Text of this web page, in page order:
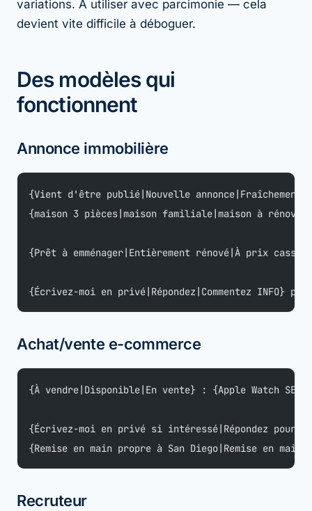
variations. À utiliser avec parcimonie — cela
devient vite difficile à déboguer.
Des modèles qui
fonctionnent
Annonce immobilière
{Vient d'être publié|Nouvelle annonce|Fraîchement
{maison 3 pièces|maison familiale|maison à
{Prêt à emménager|Entièrement rénové|À prix cassé}.
{Écrivez-moi en privé|Répondez|Commentez
Achat/vente e-commerce
{À vendre|Disponible|En vente} : {Apple Watch SE}
{Écrivez-moi en privé si intéressé|Répondez pour
{Remise en main propre à San Diego|Remise en
Recruteur